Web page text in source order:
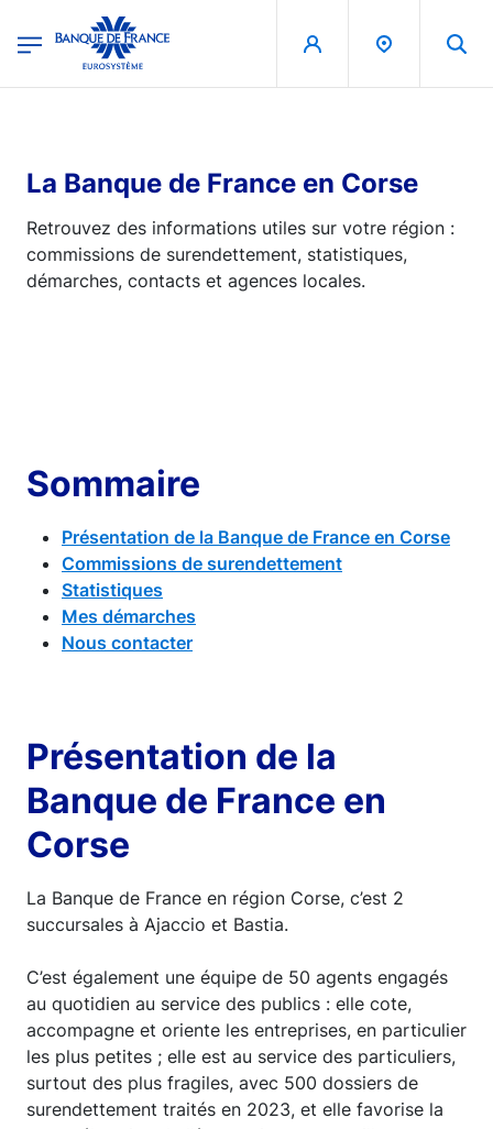
Banque de France - Menu Principal
La Banque de France en Corse
Retrouvez des informations utiles sur votre région :
commissions de surendettement, statistiques,
démarches, contacts et agences locales.
Sommaire
Présentation de la Banque de France en Corse
Commissions de surendettement
Statistiques
Mes démarches
Nous contacter
Présentation de la
Banque de France en
Corse
La Banque de France en région Corse, c’est 2
succursales à Ajaccio et Bastia.
C’est également une équipe de 50 agents engagés
au quotidien au service des publics : elle cote,
accompagne et oriente les entreprises, en particulier
les plus petites ; elle est au service des particuliers,
surtout des plus fragiles, avec 500 dossiers de
surendettement traités en 2023, et elle favorise la